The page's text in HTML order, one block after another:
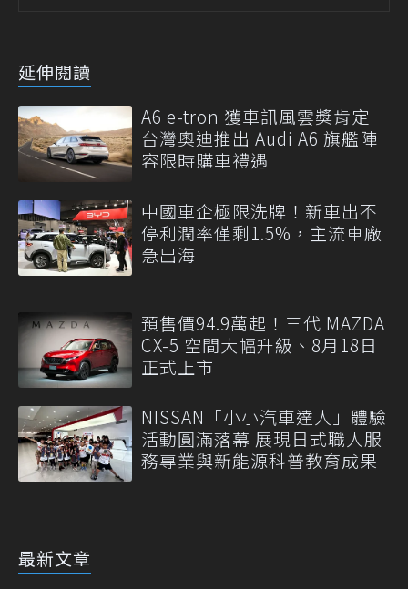
延伸閱讀
A6 e-tron 獲車訊風雲獎肯定
台灣奧迪推出 Audi A6 旗艦陣
容限時購車禮遇
中國車企極限洗牌！新車出不
停利潤率僅剩1.5%，主流車廠
急出海
預售價94.9萬起！三代 MAZDA
CX-5 空間大幅升級、8月18日
正式上市
NISSAN「小小汽車達人」體驗
活動圓滿落幕 展現日式職人服
務專業與新能源科普教育成果
最新文章